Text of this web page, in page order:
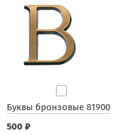
Буквы бронзовые 81900
500 ₽